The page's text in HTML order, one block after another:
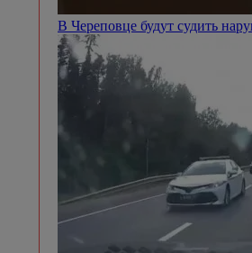
В Череповце будут судить